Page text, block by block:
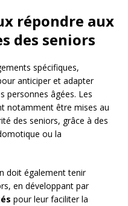
répondre aux
des seniors
spécifiques,
anticiper et adapter
personnes âgées. Les
notamment être mises au
des seniors, grâce à des
ou la
doit également tenir
en développant par
pour leur faciliter la